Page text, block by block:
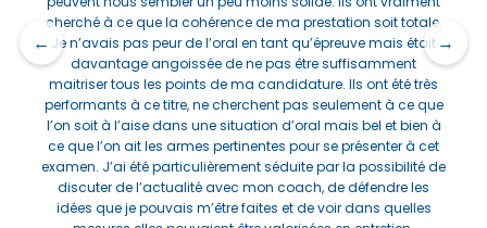
cherché à ce que la cohérence de ma prestation soit totale.
Je n’avais pas peur de l’oral en tant qu’épreuve mais était
davantage angoissée de ne pas être suffisamment
maitriser tous les points de ma candidature. Ils ont été très
performants à ce titre, ne cherchent pas seulement à ce que
l’on soit à l’aise dans une situation d’oral mais bel et bien à
ce que l’on ait les armes pertinentes pour se présenter à cet
examen. J’ai été particulièrement séduite par la possibilité de
discuter de l’actualité avec mon coach, de défendre les
idées que je pouvais m’être faites et de voir dans quelles
← →